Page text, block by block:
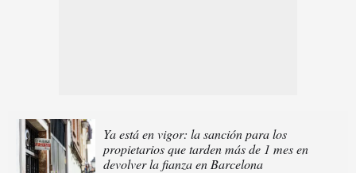
Ya está en vigor: la sanción para los
propietarios que tarden más de 1 mes en
devolver la fianza en Barcelona